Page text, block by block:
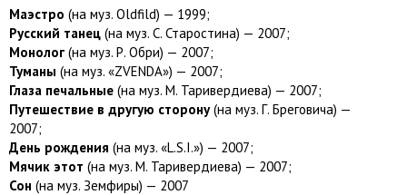
Маэстро (на муз. Oldfild) — 1999;
Русский танец (на муз. С. Старостина) — 2007;
Монолог (на муз. Р. Обри) — 2007;
Туманы (на муз. «ZVENDA») — 2007;
Глаза печальные (на муз. М. Таривердиева) — 2007;
Путешествие в другую сторону(на муз. Г. Бреговича) —
2007;
День рождения (на муз. «L.S.I.») — 2007;
Мячик этот (на муз. М. Таривердиева) — 2007;
Сон (на муз. Земфиры) — 2007